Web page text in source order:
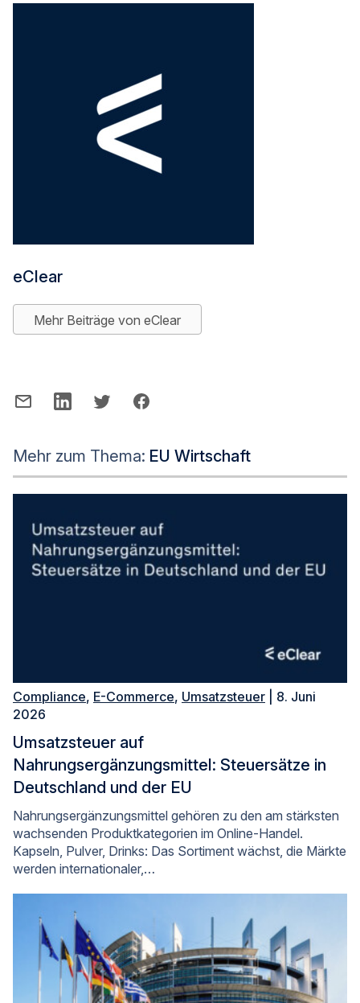
eClear
Mehr Beiträge von eClear
Mehr zum Thema: EU Wirtschaft
Compliance, E-Commerce, Umsatzsteuer | 8. Juni
2026
Umsatzsteuer auf
Nahrungsergänzungsmittel: Steuersätze in
Deutschland und der EU
Nahrungsergänzungsmittel gehören zu den am stärksten
wachsenden Produktkategorien im Online-Handel.
Kapseln, Pulver, Drinks: Das Sortiment wächst, die Märkte
werden internationaler,…